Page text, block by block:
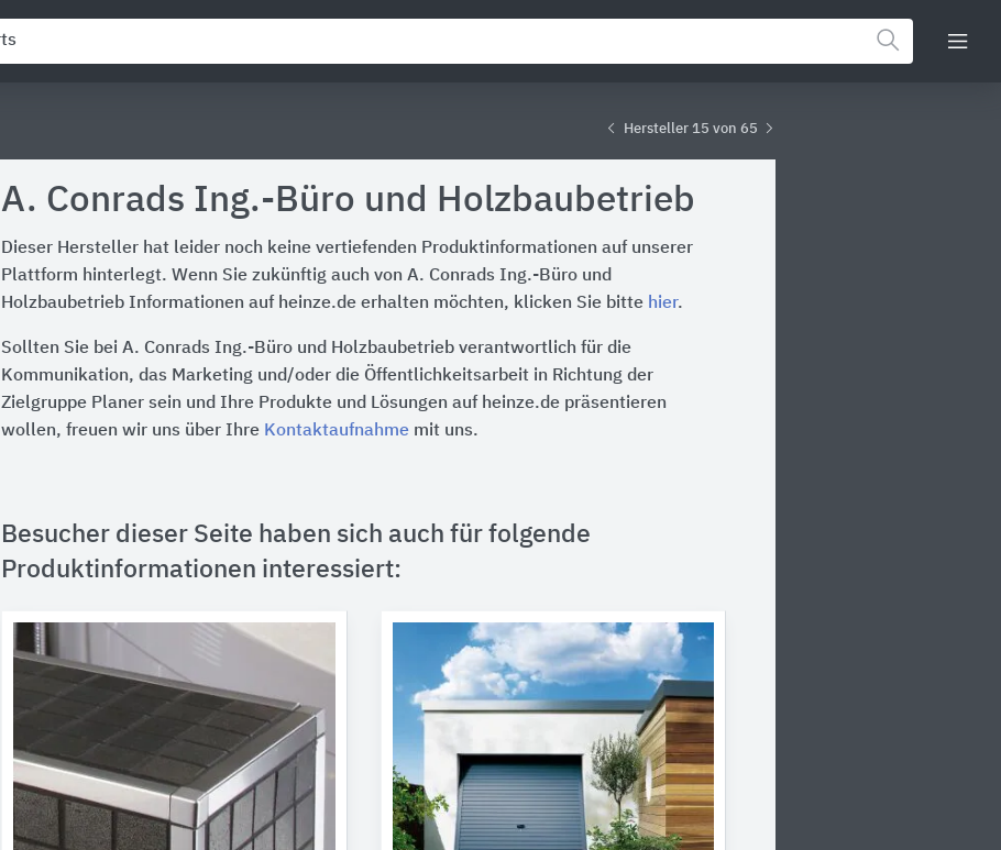
Hersteller 15 von 65
A. Conrads Ing.-Büro und Holzbaubetrieb
Dieser Hersteller hat leider noch keine vertiefenden Produktinformationen auf unserer
Plattform hinterlegt. Wenn Sie zukünftig auch von A. Conrads Ing.-Büro und
Holzbaubetrieb Informationen auf heinze.de erhalten möchten, klicken Sie bitte hier.
Sollten Sie bei A. Conrads Ing.-Büro und Holzbaubetrieb verantwortlich für die
Kommunikation, das Marketing und/oder die Öffentlichkeitsarbeit in Richtung der
Zielgruppe Planer sein und Ihre Produkte und Lösungen auf heinze.de präsentieren
wollen, freuen wir uns über Ihre Kontaktaufnahme mit uns.
Besucher dieser Seite haben sich auch für folgende
Produktinformationen interessiert: